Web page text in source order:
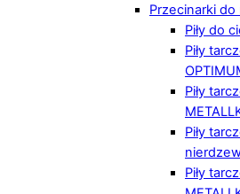
Przecinarki do
Piły do
Piły
Piły
Piły
Piły